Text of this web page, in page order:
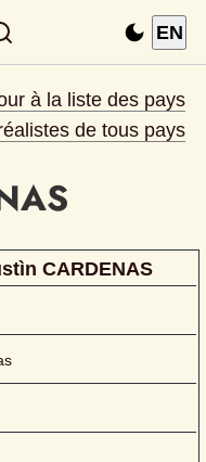
EN
à la liste des pays
de tous pays
CARDENAS